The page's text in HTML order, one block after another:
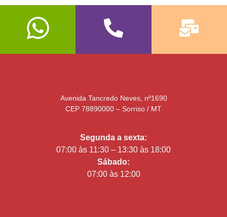
Avenida Tancredo Neves, nº1690
CEP 78890000 – Sorriso / MT
Segunda a sexta:
07:00 às 11:30 – 13:30 às 18:00
Sábado:
07:00 às 12:00